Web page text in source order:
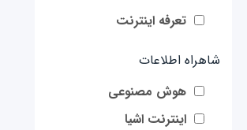
تعرفه اینترنت
شاهراه اطلاعات
هوش مصنوعی
اینترنت اشیا